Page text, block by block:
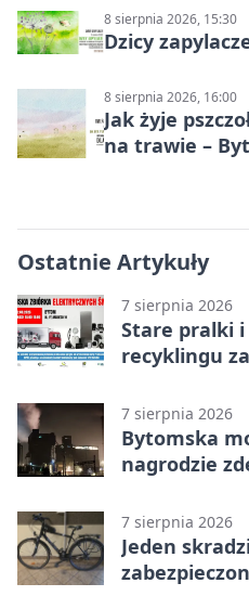
8 sierpnia 2026, 15:30
Dzicy
8 sierpnia 2026, 16:00
Jak żyje
na trawie –
Ostatnie Artykuły
7 sierpnia 2026
Stare pralki
recyklingu
7 sierpnia 2026
Bytomska
nagrodzie
7 sierpnia 2026
Jeden